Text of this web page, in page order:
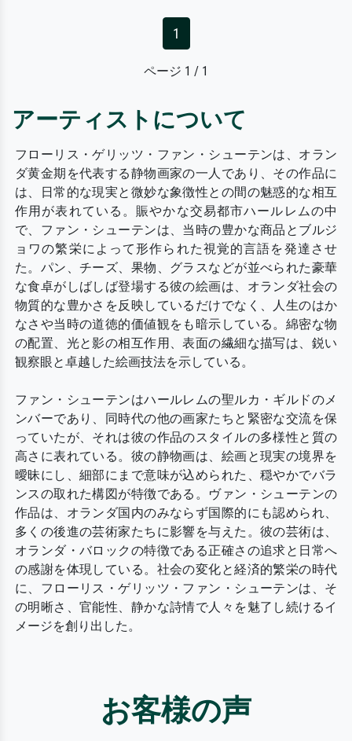
1
ページ 1 / 1
アーティストについて
フローリス・ゲリッツ・ファン・シューテンは、オラン
ダ黄金期を代表する静物画家の一人であり、その作品に
は、日常的な現実と微妙な象徴性との間の魅惑的な相互
作用が表れている。賑やかな交易都市ハールレムの中
で、ファン・シューテンは、当時の豊かな商品とブルジ
ョワの繁栄によって形作られた視覚的言語を発達させ
た。パン、チーズ、果物、グラスなどが並べられた豪華
な食卓がしばしば登場する彼の絵画は、オランダ社会の
物質的な豊かさを反映しているだけでなく、人生のはか
なさや当時の道徳的価値観をも暗示している。綿密な物
の配置、光と影の相互作用、表面の繊細な描写は、鋭い
観察眼と卓越した絵画技法を示している。
ファン・シューテンはハールレムの聖ルカ・ギルドのメ
ンバーであり、同時代の他の画家たちと緊密な交流を保
っていたが、それは彼の作品のスタイルの多様性と質の
高さに表れている。彼の静物画は、絵画と現実の境界を
曖昧にし、細部にまで意味が込められた、穏やかでバラ
ンスの取れた構図が特徴である。ヴァン・シューテンの
作品は、オランダ国内のみならず国際的にも認められ、
多くの後進の芸術家たちに影響を与えた。彼の芸術は、
オランダ・バロックの特徴である正確さの追求と日常へ
の感謝を体現している。社会の変化と経済的繁栄の時代
に、フローリス・ゲリッツ・ファン・シューテンは、そ
の明晰さ、官能性、静かな詩情で人々を魅了し続けるイ
メージを創り出した。
お客様の声